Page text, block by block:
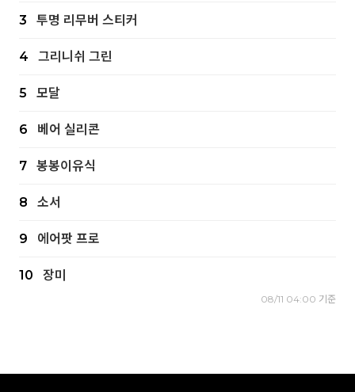
3 투명 리무버 스티커
4 그리니쉬 그린
5 모달
6 베어 실리콘
7 봉봉이유식
8 소서
9 에어팟 프로
10 장미
08/11 04:00 기준